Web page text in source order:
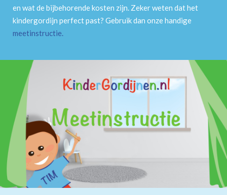
en wat de bijbehorende kosten zijn. Zeker weten dat het
kindergordijn perfect past? Gebruik dan onze handige
meetinstructie.